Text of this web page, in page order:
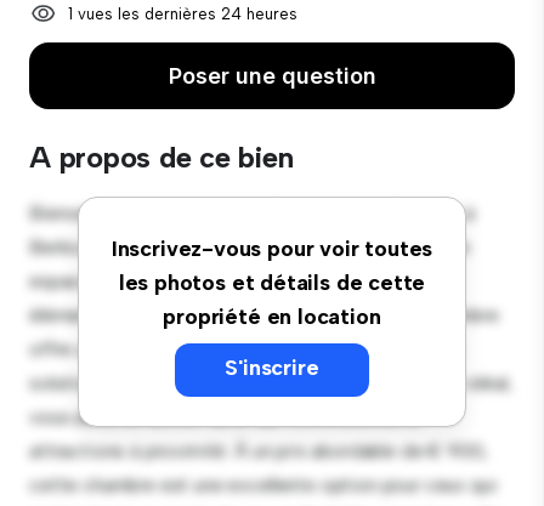
1 vues les dernières 24 heures
Poser une question
A propos de ce bien
Inscrivez-vous pour voir toutes
les photos et détails de cette
propriété en location
S'inscrire
Bienvenue dans votre nouvelle retraite confortable à
Berlioz, Clichy ! Cette chambre confortable offre un
espace de vie paisible et privé. Meublée avec les
éléments essentiels pour votre confort, cette chambre
offre un lit confortable, un espace de travail et des
solutions de rangement. Grâce à son emplacement idéal,
vous aurez un accès facile aux commodités et
attractions à proximité. À un prix abordable de € 900,
cette chambre est une excellente option pour ceux qui